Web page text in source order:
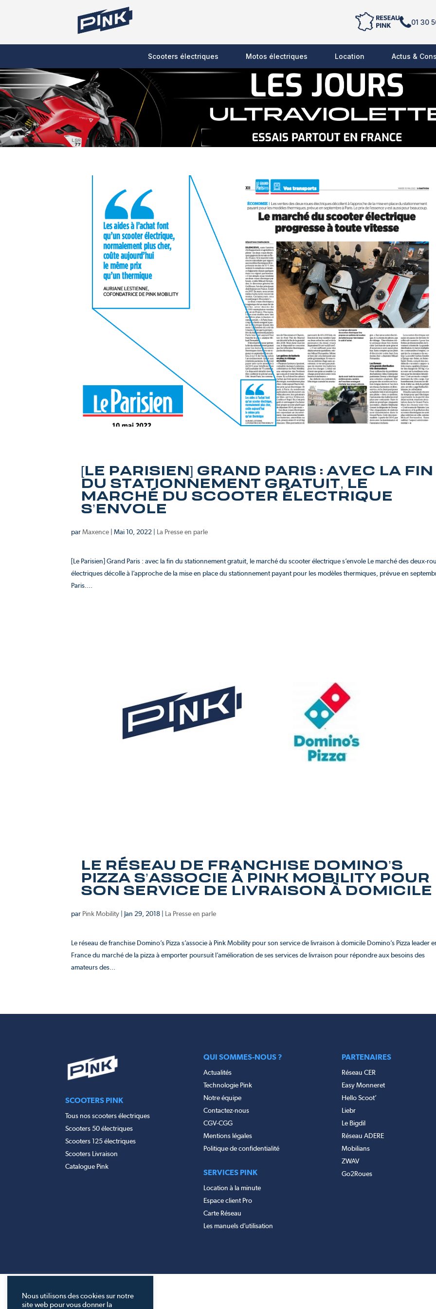
01 30
Scooters électriques
Pink Me Pink Fly
Motos électriques
F77 Mach 2 TS-Bravo 2026
Voir toutes nos motos électriques
Location Actus &
[LE PARISIEN] GRAND PARIS : AVEC LA FIN
DU STATIONNEMENT GRATUIT, LE
MARCHÉ DU SCOOTER ÉLECTRIQUE
S’ENVOLE
parMaxence |Mai 10, 2022 | La Presse en parle
[Le Parisien] Grand Paris : avec la fin du stationnement gratuit, le marché du scooter électrique s’envole Le marché des deux-
électriques décolle à l’approche de la mise en place du stationnement payant pour les modèles thermiques, prévue en
Paris....
LE RÉSEAU DE FRANCHISE DOMINO’S
PIZZA S’ASSOCIE À PINK MOBILITY POUR
SON SERVICE DE LIVRAISON À DOMICILE
par Pink Mobility Jan 29, 2018 La Presse en parle
Le réseau de franchise Domino’s Pizza s’associe à Pink Mobility pour son service de livraison à domicile Domino’s Pizza leader
France du marché de la pizza à emporter poursuit l’amélioration de ses services de livraison pour répondre aux besoins des
amateurs des...
SCOOTERS PINK
Tous nos scooters électriques
Scooters 50 électriques
Scooters 125 électriques
Scooters Livraison
Catalogue Pink
QUI SOMMES-NOUS ?
Actualités
Technologie Pink
Notre équipe
Contactez-nous
CGV-CGG
Mentions légales
Politique de confidentialité
SERVICES PINK
Location à la minute
Espace client Pro
Carte Réseau
Les manuels d’utilisation
PARTENAIRES
Réseau CER
Easy Monneret
Hello Scoot’
Liebr
Le Bigdil
Réseau ADERE
Mobilians
ZWAV
Go2Roues
Nous utilisons des cookies sur notre
site web pour vous donner la